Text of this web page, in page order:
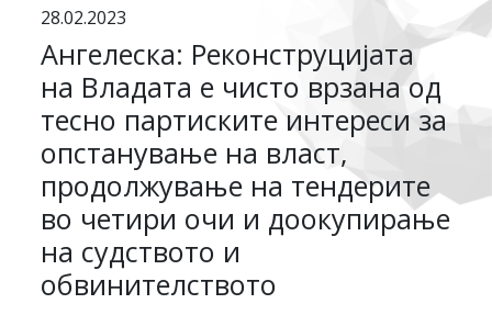
28.02.2023
Ангелеска: Реконструцијата
на Владата е чисто врзана од
тесно партиските интереси за
опстанување на власт,
продолжување на тендерите
во четири очи и доокупирање
на судството и
обвинителството